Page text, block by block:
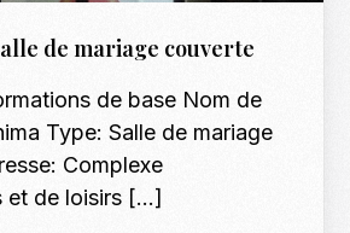
de mariage couverte
de base Nom de
Type: Salle de mariage
Complexe
et de loisirs […]